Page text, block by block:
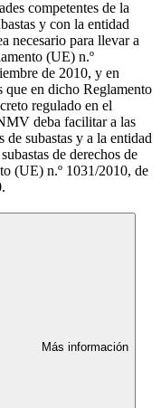
competentes de la
y con la entidad
necesario para llevar a
(UE) n.º
de 2010, y en
que en dicho Reglamento
regulado en el
deba facilitar a las
de subastas y a la entidad
de derechos de
(UE) n.º 1031/2010, de
Más información